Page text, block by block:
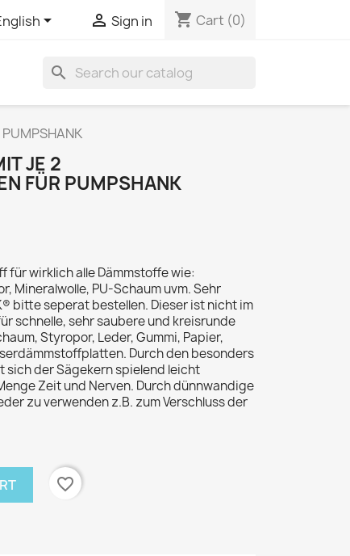
  Sign in shopping_cart Cart (0)
search
JE 2
FÜR PUMPSHANK
für wirklich alle Dämmstoffe wie:
Mineralwolle, PU-Schaum uvm. Sehr
bitte seperat bestellen. Dieser ist nicht im
schnelle, sehr saubere und kreisrunde
Styropor, Leder, Gummi, Papier,
Durch den besonders
sich der Sägekern spielend leicht
Zeit und Nerven. Durch dünnwandige
zu verwenden z.B. zum Verschluss der
favorite_border